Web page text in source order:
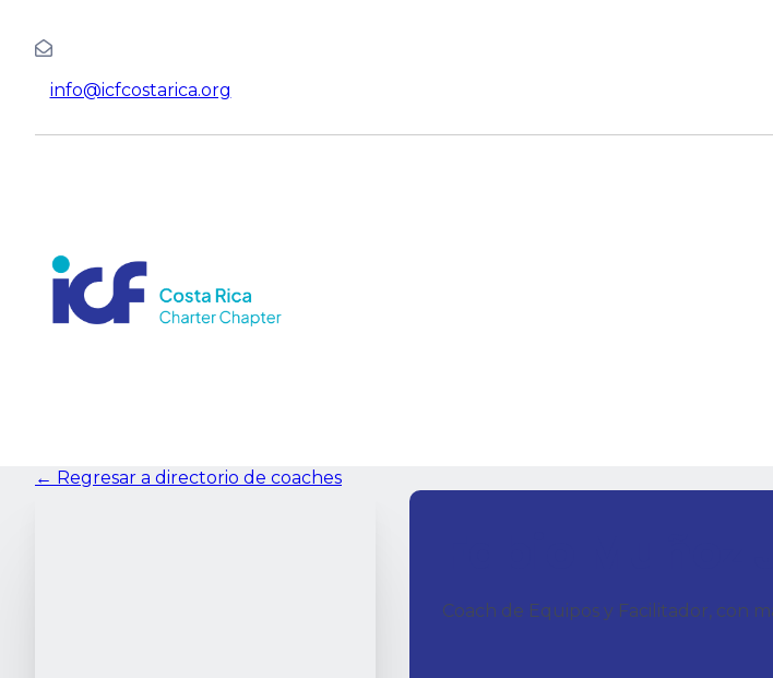
info@icfcostarica.org
← Regresar a directorio de coaches
Coach de Equipos y Facilitador, con